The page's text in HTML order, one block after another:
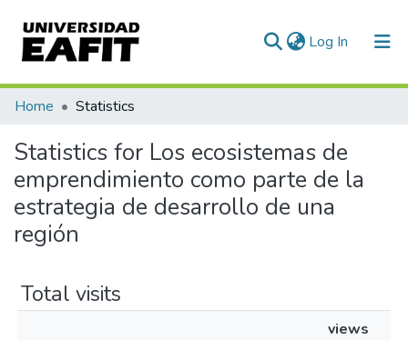
Log In (current)
Communities & Collections
All of DSpace
Home Statistics
Statistics for Los ecosistemas de
emprendimiento como parte de la
estrategia de desarrollo de una
región
Total visits
views